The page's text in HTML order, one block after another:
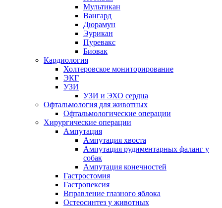
Мультикан
Вангард
Дюрамун
Эурикан
Пуревакс
Биовак
Кардиология
Холтеровское мониторирование
ЭКГ
УЗИ
УЗИ и ЭХО сердца
Офтальмология для животных
Офтальмологические операции
Хирургические операции
Ампутация
Ампутация хвоста
Ампутация рудиментарных фаланг у
собак
Ампутация конечностей
Гастростомия
Гастропексия
Вправление глазного яблока
Остеосинтез у животных